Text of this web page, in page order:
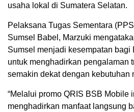
usaha lokal di Sumatera Selatan.
Pelaksana Tugas Sementara
Sumsel Babel, Marzuki
Sumsel menjadi kesempatan bagi
untuk menghadirkan pengalaman
semakin dekat dengan kebutuhan
“Melalui promo QRIS BSB Mobile
menghadirkan manfaat langsung